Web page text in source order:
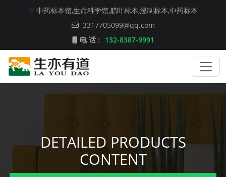
中药标本馆,生命科学馆,腊叶标本,浸制标本,中药标本
3317705099@qq.com
电 话 :
132-8387-9991
DETAILED PRODUCTS
CONTENT